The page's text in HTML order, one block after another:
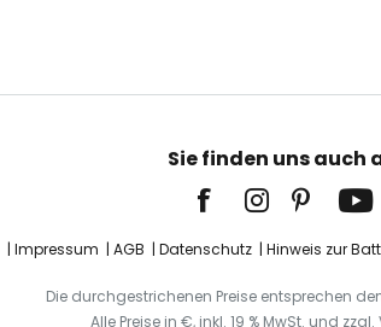
Sie finden uns auch
Impressum AGB Datenschutz Hinweis zur
Die durchgestrichenen Preise entsprechen
Alle Preise in €, inkl. 19 % MwSt. und